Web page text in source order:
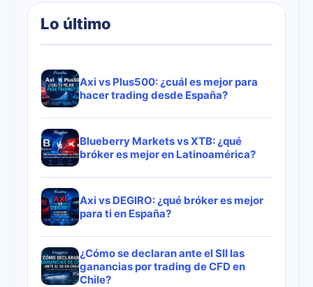
Lo último
Axi vs Plus500: ¿cuál es mejor para
hacer trading desde España?
Blueberry Markets vs XTB: ¿qué
bróker es mejor en Latinoamérica?
Axi vs DEGIRO: ¿qué bróker es mejor
para ti en España?
¿Cómo se declaran ante el SII las
ganancias por trading de CFD en
Chile?